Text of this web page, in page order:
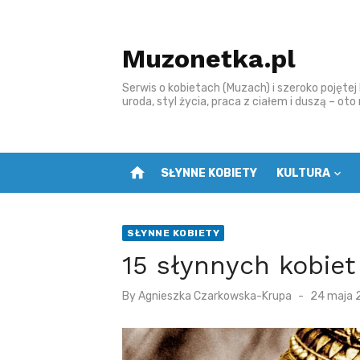
n
Muzonetka.pl
Serwis o kobietach (Muzach) i szeroko
uroda, styl życia, praca z ciałem i duszą –
home SŁYNNE KOBIETY KULTURA
SŁYNNE KOBIETY
15 słynnych
ByAgnieszka Czarkowska-Krupa
P
t
e
24 maja